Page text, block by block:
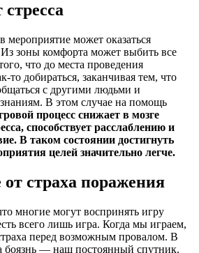
мероприятие может оказаться
зоны комфорта может выбить все
что до места проведения
то добираться, заканчивая тем, что
с другими людьми и
В этом случае на помощь
процесс снижает в мозге
способствует расслаблению и
В таком состоянии достигнуть
целей значительно легче.
страха поражения
многие могут воспринять игру
всего лишь игра. Когда мы играем,
перед возможным провалом. В
боязнь — наш постоянный спутник.